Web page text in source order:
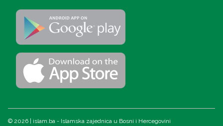
© 2026 | islam.ba - Islamska zajednica u Bosni i Hercegovini